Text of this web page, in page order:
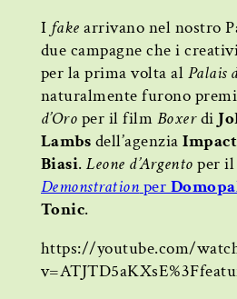
I fake arrivano nel nostro
due campagne che i
per la prima volta al Palais
naturalmente furono
d’Oro per il film Boxerdi
Lambs dell’agenzia
Biasi.Leone d’Argento per
Demonstration per
Tonic.
https://youtube.com/